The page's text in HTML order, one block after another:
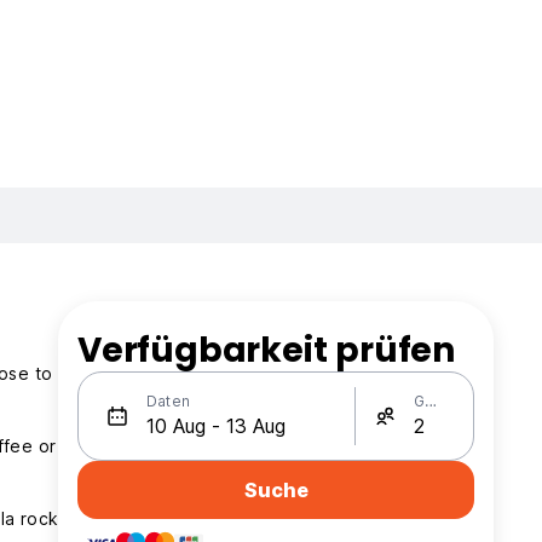
to
or
rock
Verfügbarkeit prüfen
Daten Gäste
Suche